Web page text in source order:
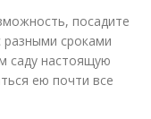
посадите
разными сроками
саду настоящую
ею почти все